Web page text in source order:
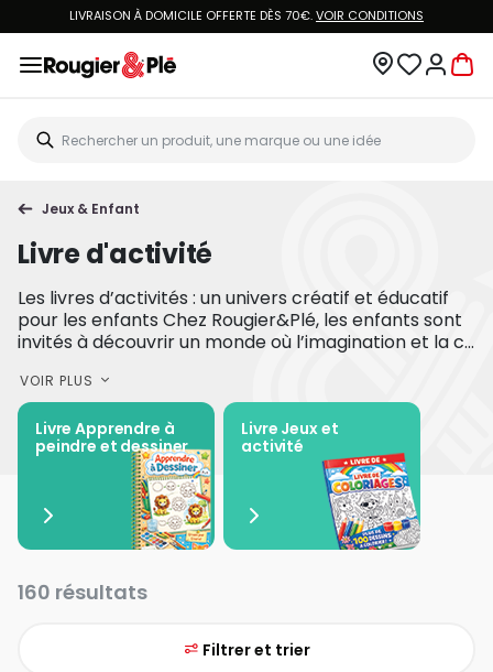
LIVRAISON À DOMICILE OFFERTE DÈS 70€.VOIR CONDITIONS
Jeux & Enfant
Livre d'activité
Les livres d’activités : un univers créatif et éducatif
pour les enfants Chez Rougier&Plé, les enfants sont
invités à découvrir un monde où l’imagination et la c...
VOIR PLUS
Livre Apprendre à
peindre et dessiner
Livre Jeux et
activité
160 résultats
Filtrer et trier